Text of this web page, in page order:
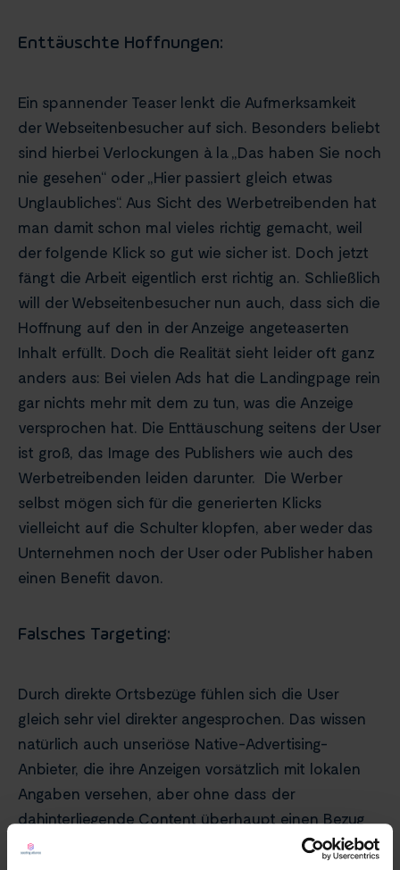
Enttäuschte Hoffnungen:
Ein spannender Teaser lenkt die Aufmerksamkeit
der Webseitenbesucher auf sich. Besonders beliebt
sind hierbei Verlockungen à la „Das haben Sie noch
nie gesehen“ oder „Hier passiert gleich etwas
Unglaubliches“. Aus Sicht des Werbetreibenden hat
man damit schon mal vieles richtig gemacht, weil
der folgende Klick so gut wie sicher ist. Doch jetzt
fängt die Arbeit eigentlich erst richtig an. Schließlich
will der Webseitenbesucher nun auch, dass sich die
Hoffnung auf den in der Anzeige angeteaserten
Inhalt erfüllt. Doch die Realität sieht leider oft ganz
anders aus: Bei vielen Ads hat die Landingpage rein
gar nichts mehr mit dem zu tun, was die Anzeige
versprochen hat. Die Enttäuschung seitens der User
ist groß, das Image des Publishers wie auch des
Werbetreibenden leiden darunter. Die Werber
selbst mögen sich für die generierten Klicks
vielleicht auf die Schulter klopfen, aber weder das
Unternehmen noch der User oder Publisher haben
einen Benefit davon.
Falsches Targeting:
Durch direkte Ortsbezüge fühlen sich die User
gleich sehr viel direkter angesprochen. Das wissen
natürlich auch unseriöse Native-Advertising-
Anbieter, die ihre Anzeigen vorsätzlich mit lokalen
Angaben versehen, aber ohne dass der
dahinterliegende Content überhaupt einen Bezug
zu den örtlichen Gegebenheiten aufweist. Als